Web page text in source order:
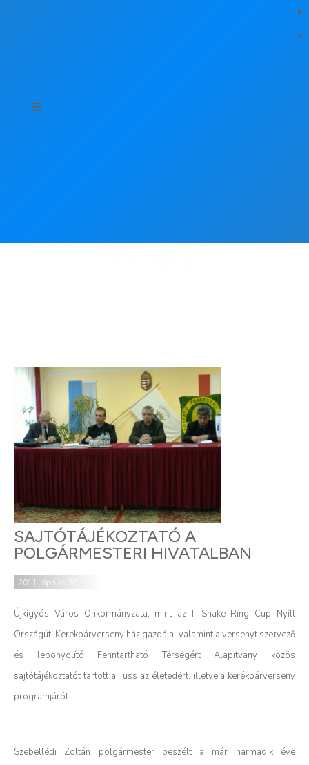
SAJTÓTÁJÉKOZTATÓ A
POLGÁRMESTERI HIVATALBAN
2011. április 20.
Újkígyós Város Önkormányzata, mint az I. Snake Ring Cup Nyílt
Országúti Kerékpárverseny házigazdája, valamint a versenyt szervező
és lebonyolító Fenntartható Térségért Alapítvány közös
sajtótájékoztatót tartott a Fuss az életedért, illetve a kerékpárverseny
programjáról.
Szebellédi Zoltán polgármester beszélt a már harmadik éve